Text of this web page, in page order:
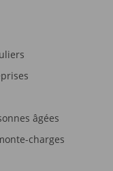
âgées
charges